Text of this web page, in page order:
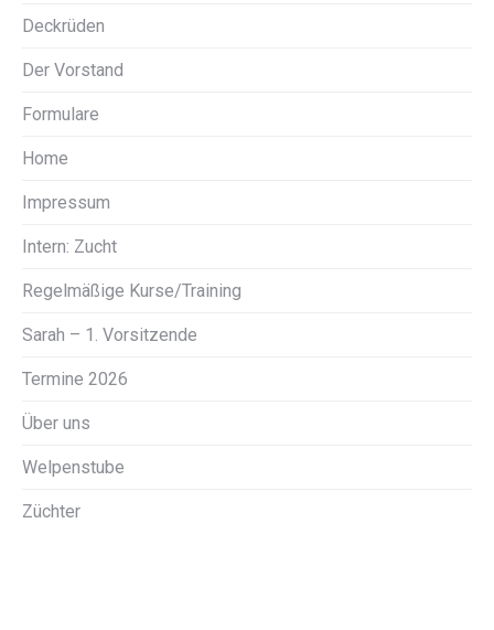
Deckrüden
Der Vorstand
Formulare
Home
Impressum
Intern: Zucht
Regelmäßige Kurse/Training
Sarah – 1. Vorsitzende
Termine 2026
Über uns
Welpenstube
Züchter